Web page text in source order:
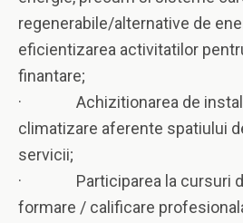
regenerabile/alternative de
eficientizarea activitatilor
finantare;
· Achizitionarea de
climatizare aferente spatiului
servicii;
· Participarea la cursuri
formare / calificare